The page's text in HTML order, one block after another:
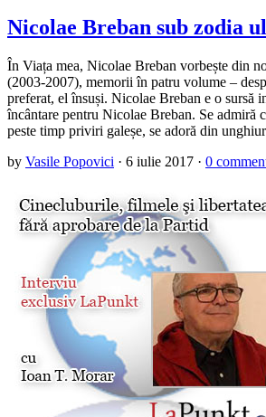
Nicolae Breban sub zodia
În Viața mea, Nicolae Breban vorbește din
(2003-2007), memorii în patru volume –
preferat, el însuși. Nicolae Breban e o sursă
încântare pentru Nicolae Breban. Se admiră
peste timp priviri galeșe, se adoră din
by Vasile Popovici · 6 iulie 2017 · 0